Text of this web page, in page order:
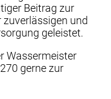
Beitrag zur
und
geleistet.
Wassermeister
gerne zur